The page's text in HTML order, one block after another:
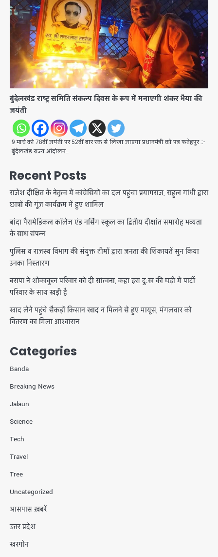
बुंदेलखंड राष्ट्र समिति संकल्प दिवस के रूप में मनाएगी शंकर भैया की
जयंती
9 मार्च को 78वीं जयंती पर 52वीं बार रक्त से लिखा जाएगा प्रधानमंत्री को पत्र फतेहपुर ::-
बुंदेलखंड राज्य आंदोलन…
Recent Posts
राजेश दीक्षित के नेतृत्व में कांग्रेसियों का दल पहुंचा प्रयागराज, राहुल गांधी द्वारा
छात्रों की गूंज कार्यक्रम में हुए शामिल
बांदा पैरामेडिकल कॉलेज एंड नर्सिंग स्कूल का द्वितीय दीक्षांत समारोह भव्यता
के साथ संपन्न
पुलिस व राजस्व विभाग की संयुक्त टीमों द्वारा जनता की शिकायतें सुन किया
उनका निस्तारण
बसपा ने शोकाकुल परिवार को दी सांत्वना, कहा इस दुःख की घड़ी में पार्टी
परिवार के साथ खड़ी है
खाद लेने पहुंचे सैकड़ों किसान खाद न मिलने से हुए मायूस, मंगलवार को
वितरण का मिला आश्वासन
Categories
Banda
Breaking News
Jalaun
Science
Tech
Travel
Tree
Uncategorized
आसपास ख़बरें
उत्तर प्रदेश
खरगोन